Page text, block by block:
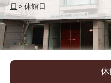
日 > 休館日
休